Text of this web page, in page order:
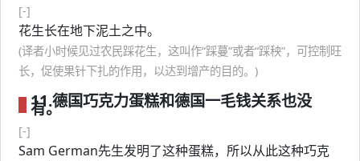
[-]
花生长在地下泥土之中。
(译者小时候见过农民踩花生，这叫作“踩蔓”或者“踩秧”，可控制旺
长，促使果针下扎的作用，以达到增产的目的。)
11.德国巧克力蛋糕和德国一毛钱关系也没
有。
[-]
Sam German先生发明了这种蛋糕，所以从此这种巧克